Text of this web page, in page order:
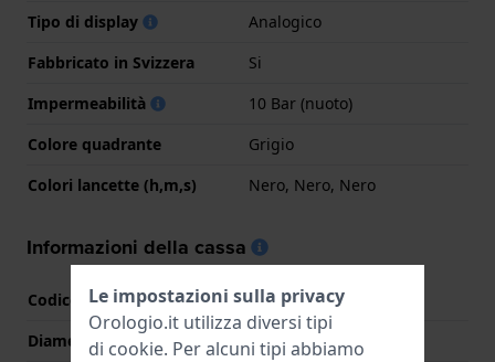
Tipo di display
Analogico
Fabbricato in Svizzera
Si
Impermeabilità
10 Bar (nuoto)
Colore quadrante
Grigio
Colori lancette (h,m,s)
Nero, Nero, Nero
Informazioni della cassa
Codice cassa
H70215
Diametro
38 mm
Le impostazioni sulla privacy
Orologio.it utilizza diversi tipi
di cookie. Per alcuni tipi abbiamo